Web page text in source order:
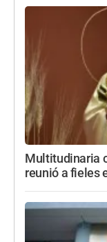
Multitudinaria
reunió a fieles